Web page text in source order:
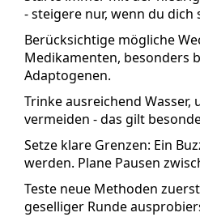
- steigere nur, wenn du dich
Berücksichtige mögliche
Medikamenten, besonders
Adaptogenen.
Trinke ausreichend Wasser,
vermeiden - das gilt
Setze klare Grenzen: Ein
werden. Plane Pausen
Teste neue Methoden
geselliger Runde